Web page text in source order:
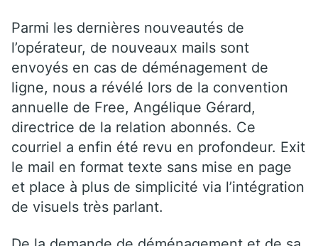
Parmi les dernières nouveautés de
l’opérateur, de nouveaux mails sont
envoyés en cas de déménagement de
ligne, nous a révélé lors de la convention
annuelle de Free, Angélique Gérard,
directrice de la relation abonnés. Ce
courriel a enfin été revu en profondeur. Exit
le mail en format texte sans mise en page
et place à plus de simplicité via l’intégration
de visuels très parlant.